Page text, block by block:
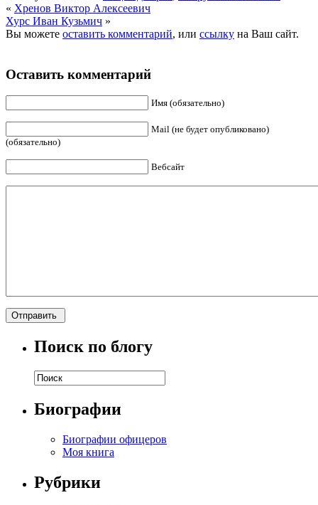
« Хренов Виктор Алексеевич
Хурс Иван Кузьмич »
Вы можете оставить комментарий, или ссылку на Ваш сайт.
Оставить комментарий
Имя (обязательно)
Mail (не будет опубликовано)
(обязательно)
Вебсайт
Поиск по блогу
Биографии
Биографии офицеров
Моя книга
Рубрики